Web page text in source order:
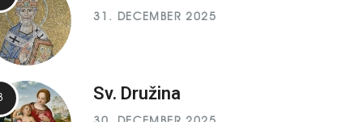
31. DECEMBER 2025
Sv. Družina